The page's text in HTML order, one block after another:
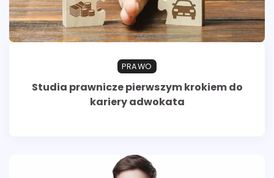
PRAWO
Studia prawnicze pierwszym krokiem do
kariery adwokata